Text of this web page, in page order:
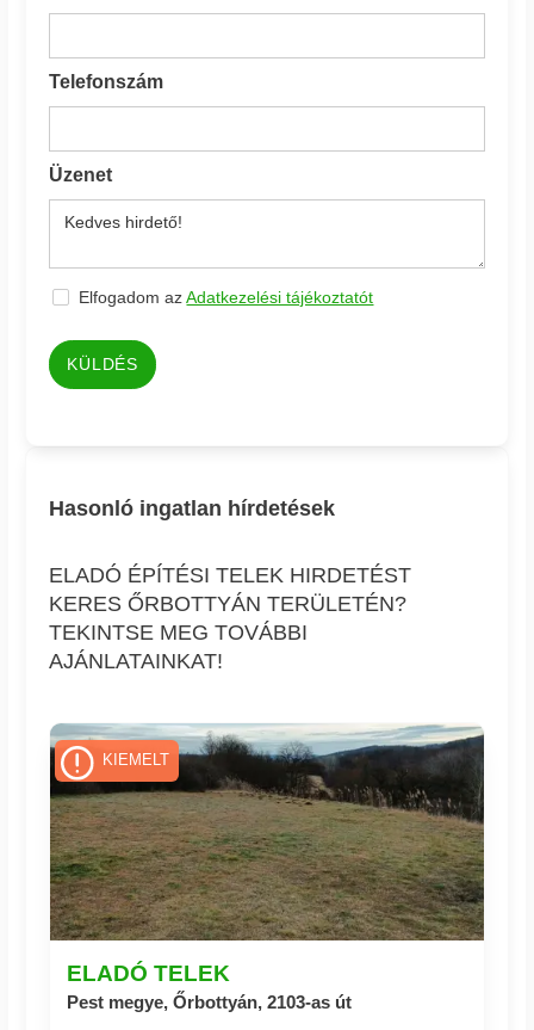
Telefonszám
Üzenet
Elfogadom azAdatkezelési tájékoztatót
KÜLDÉS
Hasonló ingatlan hírdetések
ELADÓ ÉPÍTÉSI TELEK HIRDETÉST
KERES ŐRBOTTYÁN TERÜLETÉN?
TEKINTSE MEG TOVÁBBI
AJÁNLATAINKAT!
ELADÓ TELEK
Pest megye, Őrbottyán, 2103-as út
KIEMELT